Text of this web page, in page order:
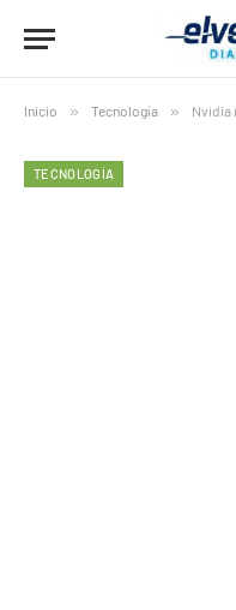
Inicio » Tecnología » Nvidia
TECNOLOGÍA